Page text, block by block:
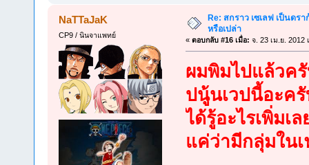
NaTTaJaK
CP9 / นินจาแพทย์
Re: สกราว เซเลฟ เป็นดร
หรือเปล่า
« ตอบกลับ #16 เมื่อ: จ. 23 เม.ย. 2012
ผมพิมไปแล้วค
ปนู้นเวปนี้อะค
ได้รู้อะไรเพิ่มเ
แค่ว่ามีกลุ่มใน